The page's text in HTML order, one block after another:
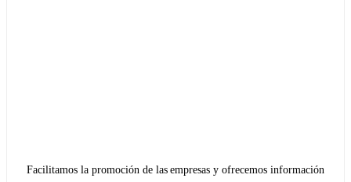
Facilitamos la promoción de las empresas y ofrecemos información